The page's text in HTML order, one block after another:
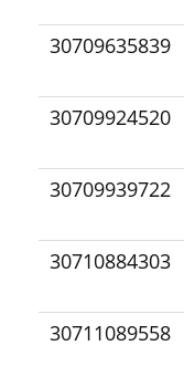
30709635839
30709924520
30709939722
30710884303
30711089558